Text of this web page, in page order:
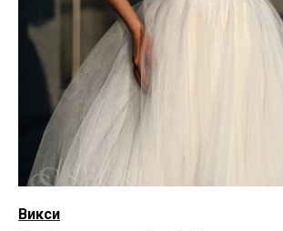
Викси